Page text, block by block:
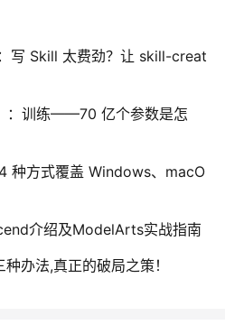
写 Skill 太费劲？让 skill-creat
：训练——70 亿个参数是怎
种方式覆盖 Windows、macO
介绍及ModelArts实战指南
办法,真正的破局之策！